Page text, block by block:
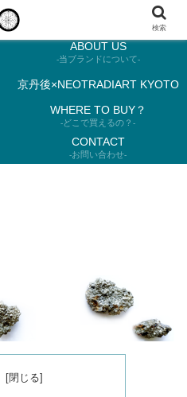
ABOUT US
-当ブランドについて-
京丹後×NEOTRADIART KYOTO
WHERE TO BUY？
-どこで買えるの？-
CONTACT
-お問い合わせ-
検索